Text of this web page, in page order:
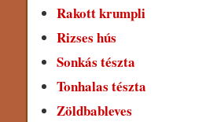
Rakott krumpli
Rizses hús
Sonkás tészta
Tonhalas tészta
Zöldbableves